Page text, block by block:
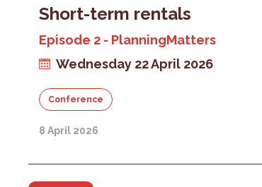
Short-term rentals
Episode 2 - PlanningMatters
Wednesday 22 April 2026
Conference
8 April 2026